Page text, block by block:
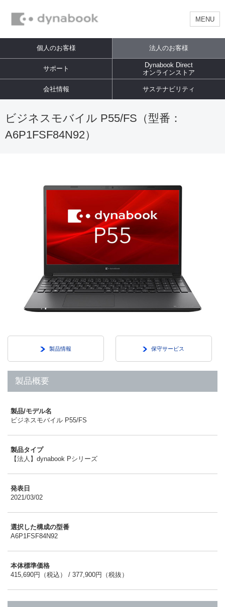
MENU
個人のお客様 法人のお客様
サポート
Dynabook Direct
オンラインストア
会社情報 サステナビリティ
ビジネスモバイル P55/FS（型番：
A6P1FSF84N92）
製品情報 保守サービス
製品概要
製品/モデル名
ビジネスモバイル P55/FS
製品タイプ
【法人】dynabook Pシリーズ
発表日
2021/03/02
選択した構成の型番
A6P1FSF84N92
本体標準価格
415,690円（税込） / 377,900円（税抜）